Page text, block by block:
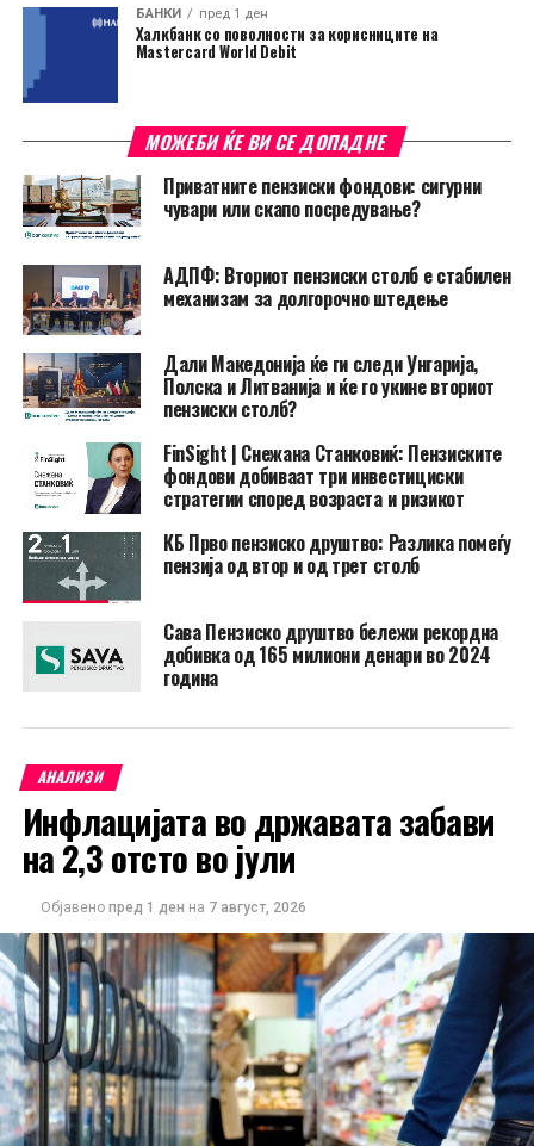
БАНКИ пред 1 ден
Халкбанк со поволности за корисниците на
Mastercard World Debit
МОЖЕБИ ЌЕ ВИ СЕ ДОПАДНЕ
Приватните пензиски фондови: сигурни
чувари или скапо посредување?
АДПФ: Вториот пензиски столб е стабилен
механизам за долгорочно штедење
Дали Македонија ќе ги следи Унгарија,
Полска и Литванија и ќе го укине вториот
пензиски столб?
FinSight | Снежана Станковиќ: Пензиските
фондови добиваат три инвестициски
стратегии според возраста и ризикот
КБ Прво пензиско друштво: Разлика помеѓу
пензија од втор и од трет столб
Сава Пензиско друштво бележи рекордна
добивка од 165 милиони денари во 2024
година
АНАЛИЗИ
Инфлацијата во државата забави
на 2,3 отсто во јули
Објавено пред 1 ден на 7 август, 2026